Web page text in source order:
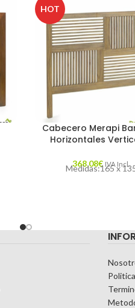
HOT
Cabecero Merapi
Horizontales
368,08€ IVA Incl.
Medidas:165 x